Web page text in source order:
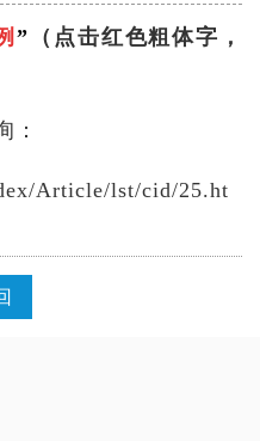
” （点击红色粗体字，
：
Article/lst/cid/25.ht